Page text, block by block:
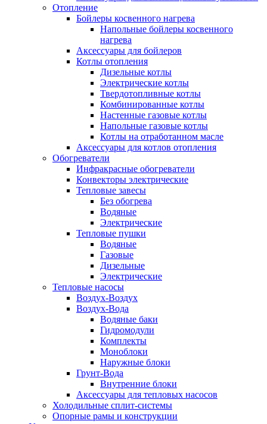
Отопление
Бойлеры косвенного нагрева
Напольные бойлеры косвенного
нагрева
Аксессуары для бойлеров
Котлы отопления
Дизельные котлы
Электрические котлы
Твердотопливные котлы
Комбинированные котлы
Настенные газовые котлы
Напольные газовые котлы
Котлы на отработанном масле
Аксессуары для котлов отопления
Обогреватели
Инфракрасные обогреватели
Конвекторы электрические
Тепловые завесы
Без обогрева
Водяные
Электрические
Тепловые пушки
Водяные
Газовые
Дизельные
Электрические
Тепловые насосы
Воздух-Воздух
Воздух-Вода
Водяные баки
Гидромодули
Комплекты
Моноблоки
Наружные блоки
Грунт-Вода
Внутренние блоки
Аксессуары для тепловых насосов
Холодильные сплит-системы
Опорные рамы и конструкции